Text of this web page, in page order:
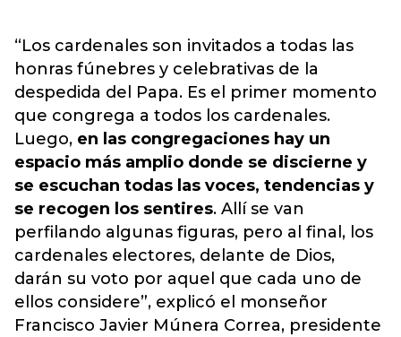
“Los cardenales son invitados a todas las
honras fúnebres y celebrativas de la
despedida del Papa. Es el primer momento
que congrega a todos los cardenales.
Luego, en las congregaciones hay un
espacio más amplio donde se discierne y
se escuchan todas las voces, tendencias y
se recogen los sentires. Allí se van
perfilando algunas figuras, pero al final, los
cardenales electores, delante de Dios,
darán su voto por aquel que cada uno de
ellos considere”, explicó el monseñor
Francisco Javier Múnera Correa, presidente